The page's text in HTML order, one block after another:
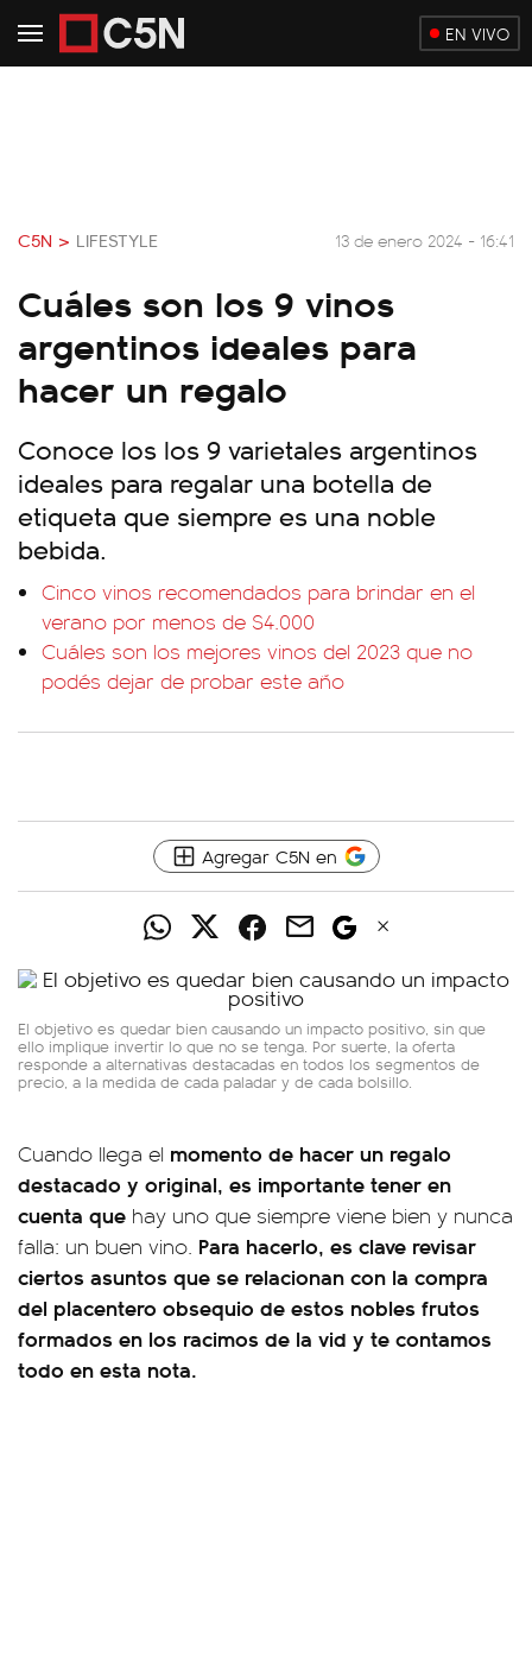
EN VIVO
C5N > LIFESTYLE 13 de enero 2024 - 16:41
Cuáles son los 9 vinos
argentinos ideales para
hacer un regalo
Conoce los los 9 varietales argentinos
ideales para regalar una botella de
etiqueta que siempre es una noble
bebida.
Cinco vinos recomendados para brindar en el
verano por menos de $4.000
Cuáles son los mejores vinos del 2023 que no
podés dejar de probar este año
Agregar C5N en
El objetivo es quedar bien causando un impacto positivo, sin que
ello implique invertir lo que no se tenga. Por suerte, la oferta
responde a alternativas destacadas en todos los segmentos de
precio, a la medida de cada paladar y de cada bolsillo.
Cuando llega el momento de hacer un regalo
destacado y original, es importante tener en
cuenta que hay uno que siempre viene bien y nunca
falla: un buen vino. Para hacerlo, es clave revisar
ciertos asuntos que se relacionan con la compra
del placentero obsequio de estos nobles frutos
formados en los racimos de la vid y te contamos
todo en esta nota.